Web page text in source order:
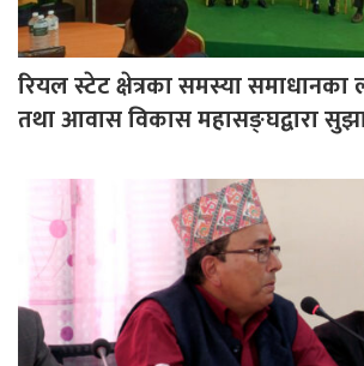
रियल स्टेट क्षेत्रका समस्या समाधानका
तथा आवास विकास महासङ्घद्वारा